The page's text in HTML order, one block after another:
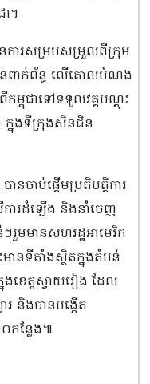
ា។
ការសម្របសម្រួលពីក្រុម
ប័នពាក់ព័ន្ធ លើគោលបំណង
ពុជាទៅទទួលវគ្គបណ្ដុះ
ក្នុងទីក្រុងសិនជិន
ចាប់ផ្ដើមប្រតិបត្តិការ
ការដំឡើង និងនាំចេញ
រួមមានសហរដ្ឋអាមេរិក
នទីតាំងស្ថិតក្នុងតំបន់
េត្តស្វាយរៀង ដែល
និងបានបង្កើត
កន្លែង៕